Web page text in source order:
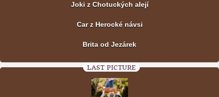
Joki z Chotuckých alejí
Car z Herocké návsi
Brita od Jezárek
LAST PICTURE